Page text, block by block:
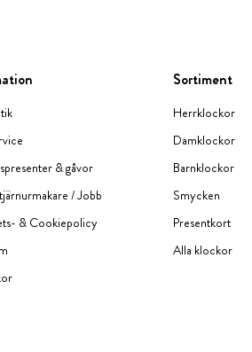
& gåvor
/ Jobb
& Cookiepolicy
Sortiment
Herrklockor
Damklockor
Barnklockor
Smycken
Presentkort
Alla klockor